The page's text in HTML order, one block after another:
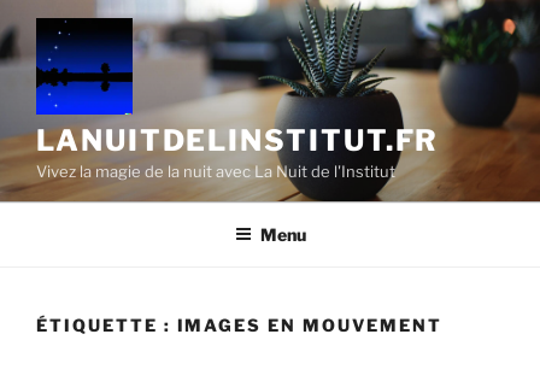
Aller
au
contenu
principal
LANUITDELINSTITUT.FR
Vivez la magie de la nuit avec La Nuit de l'Institut
Menu
ÉTIQUETTE : IMAGES EN MOUVEMENT